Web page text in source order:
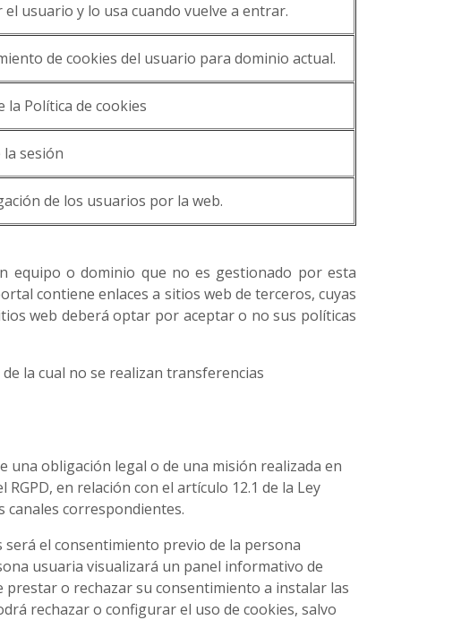
usuario y lo usa cuando vuelve a entrar.
de cookies del usuario para dominio actual.
la Política de cookies
sesión
de los usuarios por la web.
equipo o dominio que no es gestionado por esta
contiene enlaces a sitios web de terceros, cuyas
web deberá optar por aceptar o no sus políticas
la cual no se realizan transferencias
una obligación legal o de una misión realizada en
en relación con el artículo 12.1 de la Ley
canales correspondientes.
el consentimiento previo de la persona
usuaria visualizará un panel informativo de
o rechazar su consentimiento a instalar las
rechazar o configurar el uso de cookies, salvo